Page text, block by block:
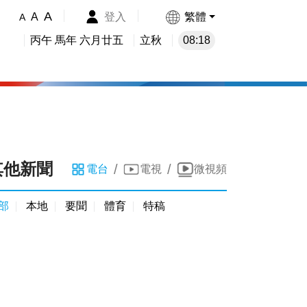
A A A 登入 繁體
丙午 馬年 六月廿五 立秋 08:18
新聞 電台 / 電視 / 微視頻
本地 要聞 體育 特稿